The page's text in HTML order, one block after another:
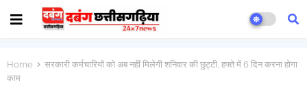
Home
सरकारी कर्मचारियों को अब नहीं मिलेगी शनिवार की छुट्टी, हफ्ते में 6 दिन करना होगा
काम